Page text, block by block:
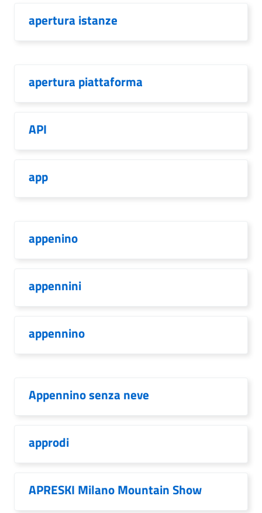
apertura istanze
apertura piattaforma
API
app
appenino
appennini
appennino
Appennino senza neve
approdi
APRESKI Milano Mountain Show